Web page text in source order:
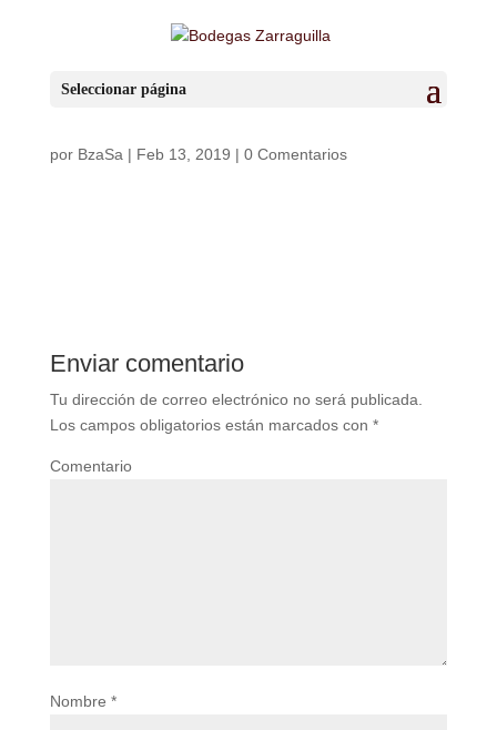
Seleccionar página
Gin_zarraguillas_destaca
por BzaSa | Feb 13, 2019 | 0 Comentarios
Enviar comentario
Tu dirección de correo electrónico no será publicada.
Los campos obligatorios están marcados con *
Comentario
Nombre *